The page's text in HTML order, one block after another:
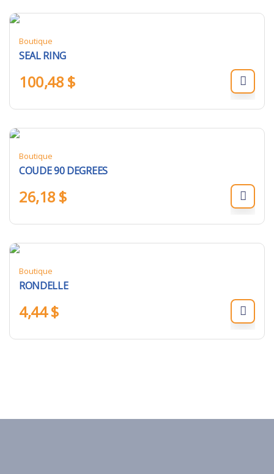
Boutique
SEAL RING
100,48 $
Boutique
COUDE 90 DEGREES
26,18 $
Boutique
RONDELLE
4,44$